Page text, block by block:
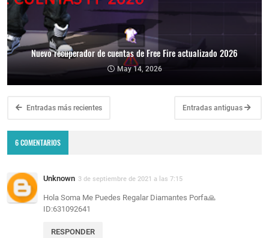
Nuevo recuperador de cuentas de Free Fire actualizado 2026
May 14, 2026
Entradas más recientes Entradas antiguas
6 COMENTARIOS
Unknown 3 de septiembre de 2021 a las 7:15
Hola Soma Me Puedes Regalar Diamantes Porfa🙏
ID:631092641
RESPONDER